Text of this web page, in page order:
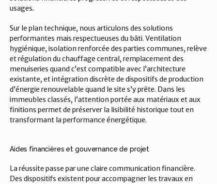
usages.
Sur le plan technique, nous articulons des solutions
performantes mais respectueuses du bâti. Ventilation
hygiénique, isolation renforcée des parties communes, relève
et régulation du chauffage central, remplacement des
menuiseries quand c’est compatible avec l’architecture
existante, et intégration discrète de dispositifs de production
d’énergie renouvelable quand le site s’y prête. Dans les
immeubles classés, l’attention portée aux matériaux et aux
finitions permet de préserver la lisibilité historique tout en
transformant la performance énergétique.
Aides financières et gouvernance de projet
La réussite passe par une claire communication financière.
Des dispositifs existent pour accompagner les travaux en